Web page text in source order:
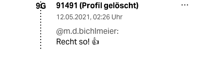
9G 91491 (Profil gelöscht)
12.05.2021, 02:26 Uhr
@m.d.bichlmeier:
Recht so! 👍